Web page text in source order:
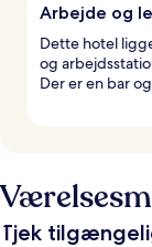
Arbejde og
Dette hotel
og
Der er en bar
Tjek